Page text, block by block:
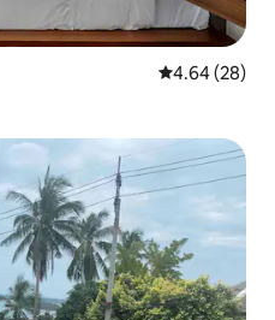
औसत रेटिंग 5 में
4.64 (28)